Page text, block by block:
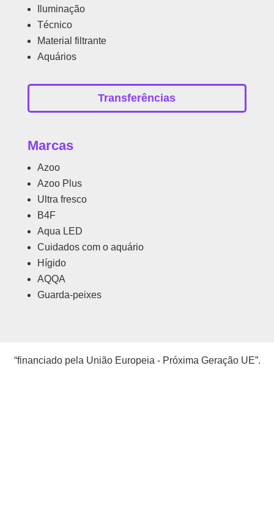
Iluminação
Técnico
Material filtrante
Aquários
Transferências
Marcas
Azoo
Azoo Plus
Ultra fresco
B4F
Aqua LED
Cuidados com o aquário
Hígido
AQQA
Guarda-peixes
“financiado pela União Europeia - Próxima Geração UE”.